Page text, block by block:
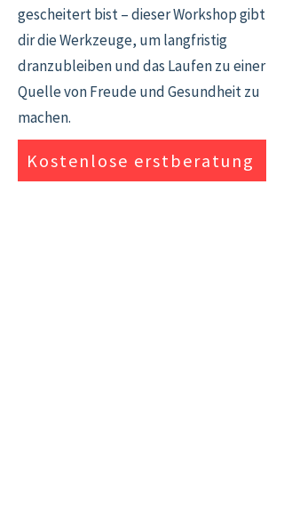
gescheitert bist – dieser Workshop gibt
dir die Werkzeuge, um langfristig
dranzubleiben und das Laufen zu einer
Quelle von Freude und Gesundheit zu
machen.
Kostenlose erstberatung